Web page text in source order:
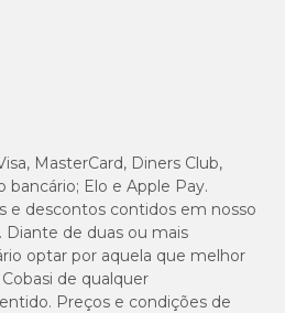
MasterCard, Diners Club,
bancário; Elo e Apple Pay.
e descontos contidos em nosso
Diante de duas ou mais
optar por aquela que melhor
de qualquer
Preços e condições de